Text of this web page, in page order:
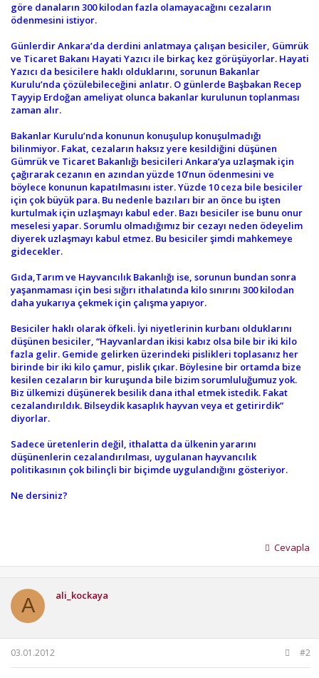
göre danaların 300 kilodan fazla olamayacağını cezaların
ödenmesini istiyor.
Günlerdir Ankara’da derdini anlatmaya çalışan besiciler, Gümrük
ve Ticaret Bakanı Hayati Yazıcı ile birkaç kez görüşüyorlar. Hayati
Yazıcı da besicilere haklı olduklarını, sorunun Bakanlar
Kurulu’nda çözülebileceğini anlatır. O günlerde Başbakan Recep
Tayyip Erdoğan ameliyat olunca bakanlar kurulunun toplanması
zaman alır.
Bakanlar Kurulu’nda konunun konuşulup konuşulmadığı
bilinmiyor. Fakat, cezaların haksız yere kesildiğini düşünen
Gümrük ve Ticaret Bakanlığı besicileri Ankara’ya uzlaşmak için
çağırarak cezanın en azından yüzde 10’nun ödenmesini ve
böylece konunun kapatılmasını ister. Yüzde 10 ceza bile besiciler
için çok büyük para. Bu nedenle bazıları bir an önce bu işten
kurtulmak için uzlaşmayı kabul eder. Bazı besiciler ise bunu onur
meselesi yapar. Sorumlu olmadığımız bir cezayı neden ödeyelim
diyerek uzlaşmayı kabul etmez. Bu besiciler şimdi mahkemeye
gidecekler.
Gıda,Tarım ve Hayvancılık Bakanlığı ise, sorunun bundan sonra
yaşanmaması için besi sığırı ithalatında kilo sınırını 300 kilodan
daha yukarıya çekmek için çalışma yapıyor.
Besiciler haklı olarak öfkeli. İyi niyetlerinin kurbanı olduklarını
düşünen besiciler, “Hayvanlardan ikisi kabız olsa bile bir iki kilo
fazla gelir. Gemide gelirken üzerindeki pislikleri toplasanız her
birinde bir iki kilo çamur, pislik çıkar. Böylesine bir ortamda bize
kesilen cezaların bir kuruşunda bile bizim sorumluluğumuz yok.
Biz ülkemizi düşünerek besilik dana ithal etmek istedik. Fakat
cezalandırıldık. Bilseydik kasaplık hayvan veya et getirirdik”
diyorlar.
Sadece üretenlerin değil, ithalatta da ülkenin yararını
düşünenlerin cezalandırılması, uygulanan hayvancılık
politikasının çok bilinçli bir biçimde uygulandığını gösteriyor.
Ne dersiniz?
Cevapla
A ali_kockaya
03.01.2012 #2